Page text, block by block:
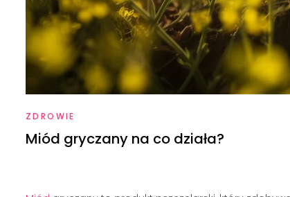
ZDROWIE
Miód gryczany na co działa?